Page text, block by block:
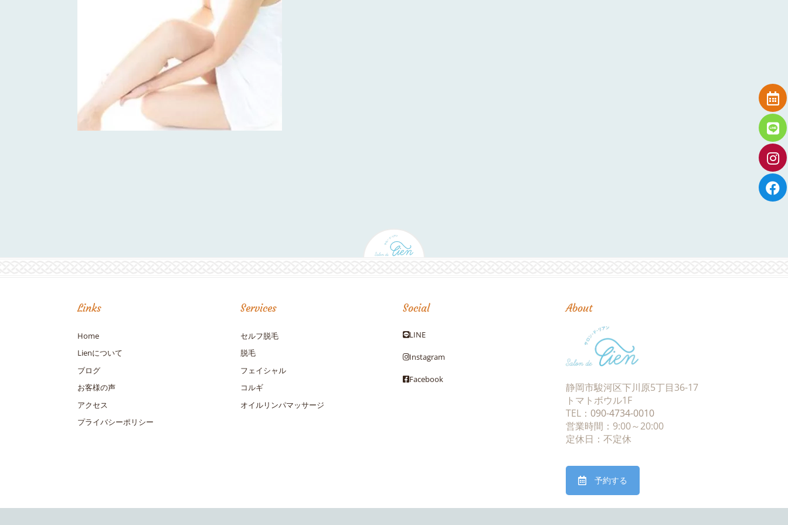
Links
Home
Lienについて
ブログ
お客様の声
アクセス
プライバシーポリシー
Services
セルフ脱毛
脱毛
フェイシャル
コルギ
オイルリンパマッサージ
Social
LINE
Instagram
Facebook
About
静岡市駿河区下川原5丁目36-17
トマトボウル1F
TEL： 090-4734-0010
営業時間：9:00～20:00
定休日：不定休
予約する